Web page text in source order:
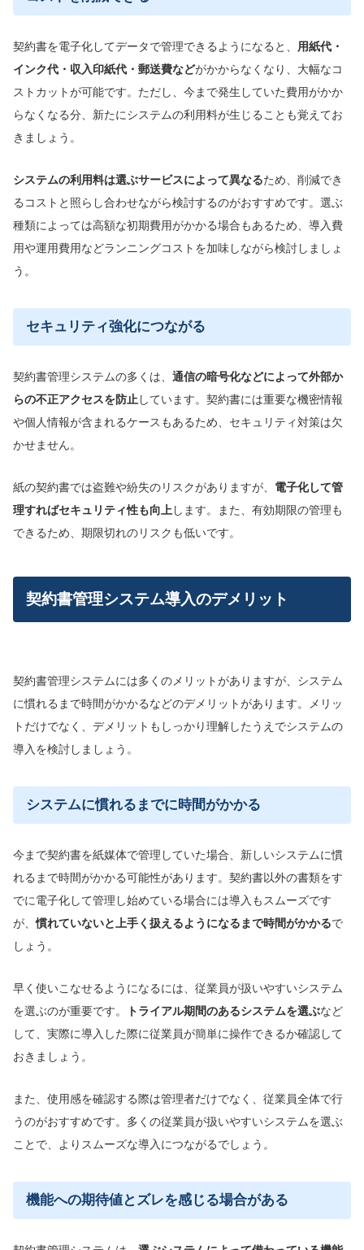
契約書を電子化してデータで管理できるようになると、 用紙代・
インク代・収入印紙代・郵送費などがかからなくなり、大幅なコ
ストカットが可能です。ただし、今まで発生していた費用がかか
らなくなる分、新たにシステムの利用料が生じることも覚えてお
きましょう。
システムの利用料は選ぶサービスによって異なるため、削減でき
るコストと照らし合わせながら検討するのがおすすめです。選ぶ
種類によっては高額な初期費用がかかる場合もあるため、導入費
用や運用費用などランニングコストを加味しながら検討しましょ
う。
セキュリティ強化につながる
契約書管理システムの多くは、 通信の暗号化などによって外部か
らの不正アクセスを防止 しています。契約書には重要な機密情報
や個人情報が含まれるケースもあるため、セキュリティ対策は欠
かせません。
紙の契約書では盗難や紛失のリスクがありますが、 電子化して管
理すればセキュリティ性も向上 します。また、有効期限の管理も
できるため、期限切れのリスクも低いです。
契約書管理システム導入のデメリット
契約書管理システムには多くのメリットがありますが、システム
に慣れるまで時間がかかるなどのデメリットがあります。メリッ
トだけでなく、デメリットもしっかり理解したうえでシステムの
導入を検討しましょう。
システムに慣れるまでに時間がかかる
今まで契約書を紙媒体で管理していた場合、新しいシステムに慣
れるまで時間がかかる可能性があります。契約書以外の書類をす
でに電子化して管理し始めている場合には導入もスムーズです
が、慣れていないと上手く扱えるようになるまで時間がかかるで
しょう。
早く使いこなせるようになるには、従業員が扱いやすいシステム
を選ぶのが重要です。
トライアル期間のあるシステムを選ぶなど
して、実際に導入した際に従業員が簡単に操作できるか確認して
おきましょう。
また、使用感を確認する際は管理者だけでなく、従業員全体で行
うのがおすすめです。多くの従業員が扱いやすいシステムを選ぶ
ことで、よりスムーズな導入につながるでしょう。
機能への期待値とズレを感じる場合がある